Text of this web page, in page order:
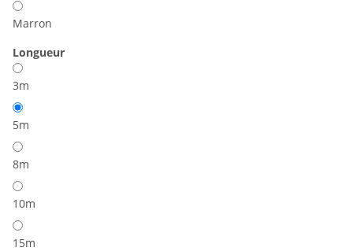
Marron
Longueur
3m
5m
8m
10m
15m